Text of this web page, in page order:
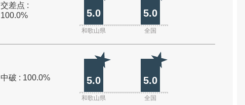
交差点 :
100.0%
5.0 5.0
和歌山県 全国
中破 : 100.0% 5.0 5.0
和歌山県 全国